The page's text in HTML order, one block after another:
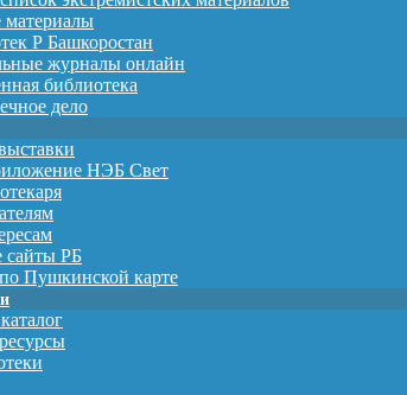
материалы
Р Башкоростан
журналы онлайн
библиотека
дело
НЭБ Свет
сайты РБ
Пушкинской карте